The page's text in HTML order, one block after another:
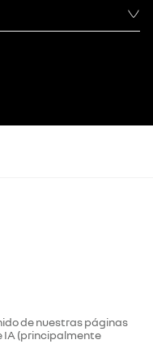
de nuestras páginas
IA (principalmente